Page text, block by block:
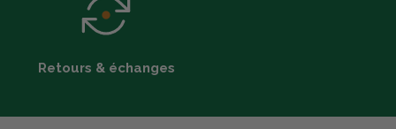
Retours & échanges